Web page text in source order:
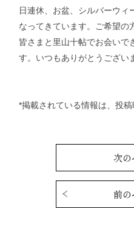
日連休、お盆、シルバーウィ
なってきています。ご希望の
皆さまと里山十帖でお会いで
す。いつもありがとうござい
*掲載されている情報は、投
次
前の